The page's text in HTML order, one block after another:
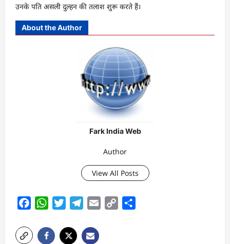
उनके पति असली दुल्हन की तलाश शुरू करते हैं।
About the Author
Fark India Web
Author
View All Posts
FacebookWhatsAppTwitterTelegram
Email
Copy